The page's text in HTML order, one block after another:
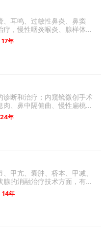
、耳鸣、过敏性鼻炎、鼻窦
，慢性咽炎喉炎、腺样体肥
疗。
17年
诊断和治疗；内窥镜微创手术
、鼻中隔偏曲、慢性扁桃体
尤其对鼾症、儿童鼾症有独
喉癌、恶性淋巴瘤、鼻咽癌
。
24年
甲亢、囊肿、桥本、甲减、
的消融治疗技术方面，有见
14年